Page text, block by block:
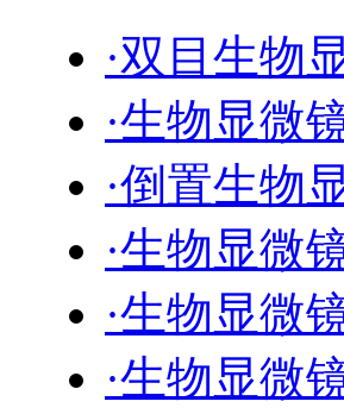
·双目生物
·生物显微
·倒置生物
·生物显微
·生物显微
·生物显微